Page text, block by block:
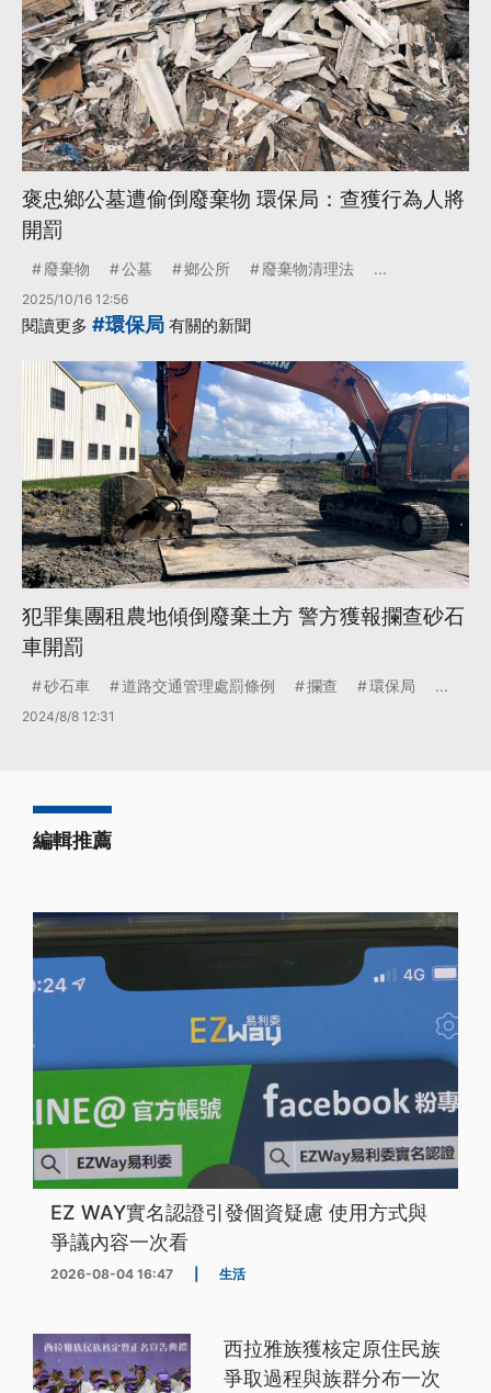
褒忠鄉公墓遭偷倒廢棄物 環保局：查獲行為人將
開罰
廢棄物 公墓 鄉公所 廢棄物清理法 ...
2025/10/16 12:56
閱讀更多 #環保局 有關的新聞
犯罪集團租農地傾倒廢棄土方 警方獲報攔查砂石
車開罰
砂石車 道路交通管理處罰條例 攔查 環保局 ...
2024/8/8 12:31
編輯推薦
EZ WAY實名認證引發個資疑慮 使用方式與
爭議內容一次看
2026-08-04 16:47 生活
西拉雅族獲核定原住民族
爭取過程與族群分布一次